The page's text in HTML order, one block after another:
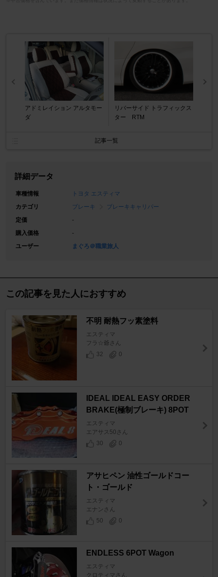
アドミレイション アルタモー
ダ
リバーサイド トラフィックス
ター RTM
記事一覧
詳細データ
車種情報
トヨタ エスティマ
カテゴリ
ブレーキ
ブレーキキャリパー
定価
-
購入価格
-
ユーザー
まぐろ＠職業旅人
この記事を見た人におすすめ
不明 耐熱フッ素塗料
エスティマ
フラ☆爺さん
32
0
IDEAL IDEAL EASY ORDER
BRAKE(極制ブレーキ) 8POT
エスティマ
エアサス50さん
30
0
アサヒペン 油性ゴールドコー
ト・ゴールド
エスティマ
エナンさん
50
0
ENDLESS 6POT Wagon
エスティマ
クロティマさん